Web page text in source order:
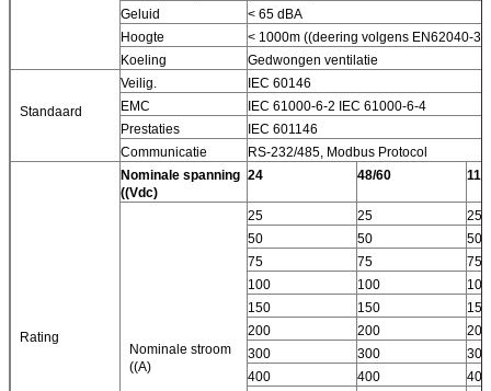
Geluid
< 65 dBA
Hoogte
< 1000m ((deering volgens EN62040-3)
Koeling
Gedwongen ventilatie
Standaard
Veilig.
IEC 60146
EMC
IEC 61000-6-2 IEC 61000-6-4
Prestaties
IEC 601146
Communicatie
RS-232/485, Modbus Protocol
Rating
Nominale spanning
((Vdc)
24 48/60
Nominale stroom
((A)
25 25
25
50
50
50
75
75
75
100
100
100
150
150
150
200
200
200
300
300
300
400
400
400